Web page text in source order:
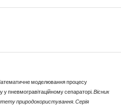
моделювання процесу
пневмогравітаційному сепараторі. Вісник
природокористування. Серія